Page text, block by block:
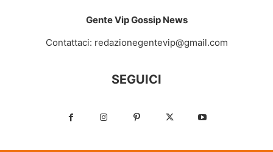
Gente Vip Gossip News
Contattaci: redazionegentevip@gmail.com
SEGUICI